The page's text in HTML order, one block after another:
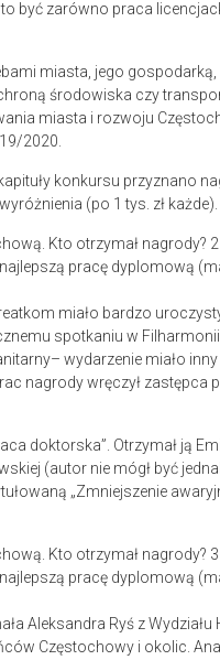
być zarówno praca
miasta, jego
środowiska czy
miasta i rozwoju
2020.
konkursu przyznano
(po 1 tys. zł każde).
pracę dyplomową
miało bardzo
spotkaniu w
wydarzenie miało
nagrody wręczył zastępca
doktorska”. Otrzymał ją
(autor nie mógł być
„Zmniejszenie
pracę dyplomową
Aleksandra Ryś z
Częstochowy i okolic.